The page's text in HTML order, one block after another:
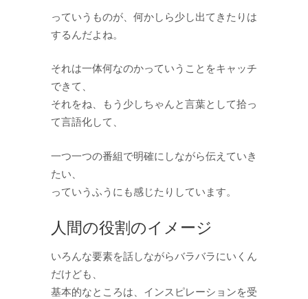
っていうものが、何かしら少し出てきたりは
するんだよね。
それは一体何なのかっていうことをキャッチ
できて、
それをね、もう少しちゃんと言葉として拾っ
て言語化して、
一つ一つの番組で明確にしながら伝えていき
たい、
っていうふうにも感じたりしています。
人間の役割のイメージ
いろんな要素を話しながらバラバラにいくん
だけども、
基本的なところは、インスピレーションを受